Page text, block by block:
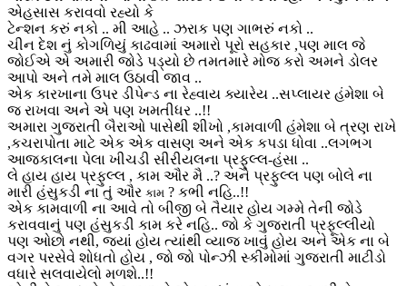
એહસાસ કરાવવો રહ્યો કે
ટેન્શન કરું નકો .. મી આહે .. ઝરાક પણ ગાભરું નકો ..
ચીન દેશ નું કોગળિયું કાઢવામાં અમારો પૂરો સહકાર ,પણ માલ જે
જોઈએ એ અમારી જોડે પડ્યો છે તમતમારે મોજ કરો અમને ડોલર
આપો અને તમે માલ ઉઠાવી જાવ ..
એક કારખાના ઉપર ડીપેન્ડ ના રેહ્વાય ક્યારેય ..સપ્લાયર હંમેશા બે
જ રાખવા અને એ પણ ખમતીધર ..!!
અમારા ગુજરાતી બૈરાઓ પાસેથી શીખો ,કામવાળી હંમેશા બે ત્રણ રાખે
,કચરાપોતા માટે એક એક વાસણ અને એક કપડા ધોવા ..લગભગ
આજકાલના પેલા ખીચડી સીરીયલના પ્રફુલ્લ-હંસા ..
લે હાય હાય પ્રફુલ્લ , કામ ઔર મૈ ..? અને પ્રફુલ્લ પણ બોલે ના
મારી હંસુકડી ના તું ઔર કામ ? કભી નહિ..!!
એક કામવાળી ના આવે તો બીજી બે તૈયાર હોય ગમ્મે તેની જોડે
કરાવવાનું પણ હંસુકડી કામ કરે નહિ.. જો કે ગુજરાતી પ્રફૂલ્લીયો
પણ ઓછો નથી, જ્યાં હોય ત્યાંથી વ્યાજ ખાવું હોય અને એક ના બે
વગર પરસેવે શોધતો હોય , જો જો પોન્ઝી સ્કીમોમાં ગુજરાતી માટીડો
વધારે સલવાયેલો મળશે..!!